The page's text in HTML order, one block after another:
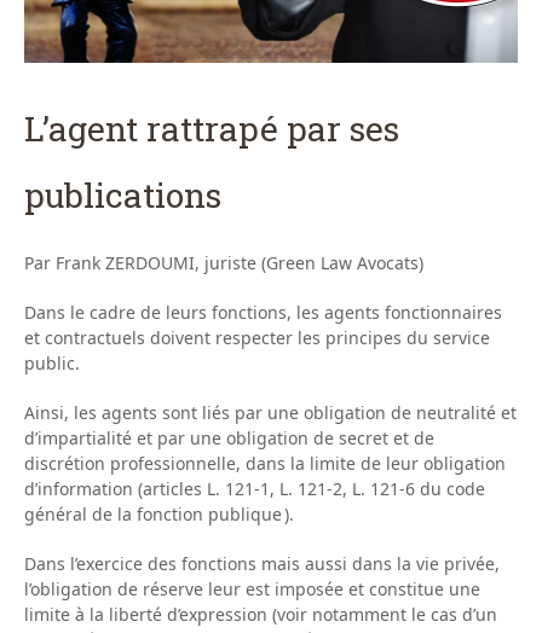
L’agent rattrapé par ses
publications
Par Frank ZERDOUMI, juriste (Green Law Avocats)
Dans le cadre de leurs fonctions, les agents fonctionnaires
et contractuels doivent respecter les principes du service
public.
Ainsi, les agents sont liés par une obligation de neutralité et
d’impartialité et par une obligation de secret et de
discrétion professionnelle, dans la limite de leur obligation
d’information (articles L. 121-1, L. 121-2, L. 121-6 du code
général de la fonction publique ).
Dans l’exercice des fonctions mais aussi dans la vie privée,
l’obligation de réserve leur est imposée et constitue une
limite à la liberté d’expression (voir notamment le cas d’un